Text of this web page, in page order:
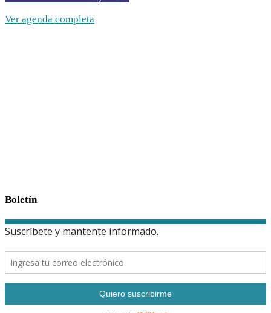
Ver agenda completa
Boletín